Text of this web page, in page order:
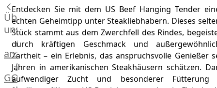
Über
uns
Alle
anzeigen
OTTO
GOURMET
Entdecken Sie mit dem US Beef Hanging Tender
echten Geheimtipp unter Steakliebhabern. Dieses
Stück stammt aus dem Zwerchfell des Rindes,
durch kräftigen Geschmack und
Zartheit – ein Erlebnis, das anspruchsvolle Genießer
Jahren in amerikanischen Steakhäusern schätzen.
aufwendiger Zucht und besonderer Fütterung